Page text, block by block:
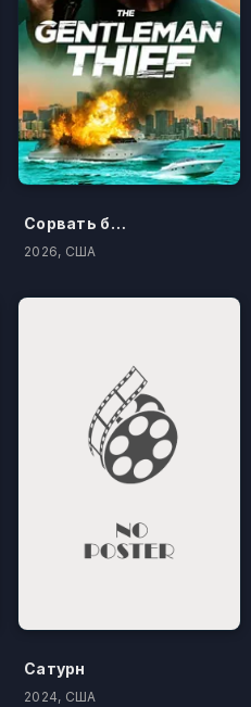
Сорвать банк 3: Вор-джентльмен
2026, США
Сатурн
2024, США